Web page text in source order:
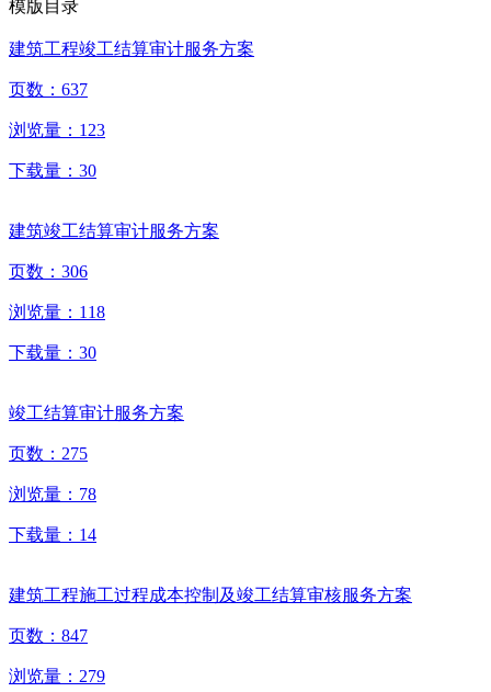
模版目录
建筑工程竣工结算审计服务方案
页数： 637
浏览量： 123
下载量： 30
建筑竣工结算审计服务方案
页数： 306
浏览量： 118
下载量： 30
竣工结算审计服务方案
页数： 275
浏览量： 78
下载量： 14
建筑工程施工过程成本控制及竣工结算审核服务方案
页数： 847
浏览量： 279